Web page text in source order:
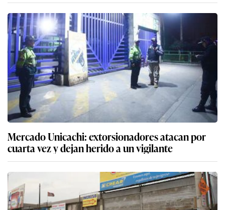
Mercado Unicachi: extorsionadores atacan por
cuarta vez y dejan herido a un vigilante